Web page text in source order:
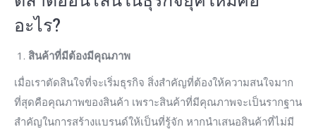
อะไร?
สินค้าที่มีต้องมีคุณภาพ
เมื่อเราตัดสินใจที่จะเริ่มธุรกิจ สิ่งสำคัญที่ต้องให้ความสนใจมาก
ที่สุดคือคุณภาพของสินค้า เพราะสินค้าที่มีคุณภาพจะเป็นรากฐาน
สำคัญในการสร้างแบรนด์ให้เป็นที่รู้จัก หากนำเสนอสินค้าที่ไม่มี